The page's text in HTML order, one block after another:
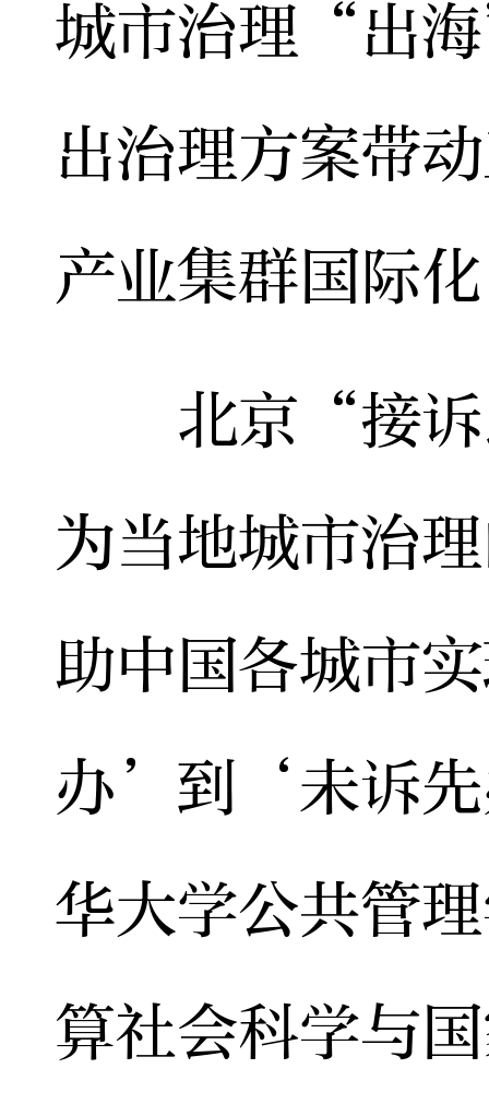
城市治理“出
出治理方案带
产业集群国际
北京“接诉
为当地城市治
助中国各城市
办’到‘未诉
华大学公共管
算社会科学与